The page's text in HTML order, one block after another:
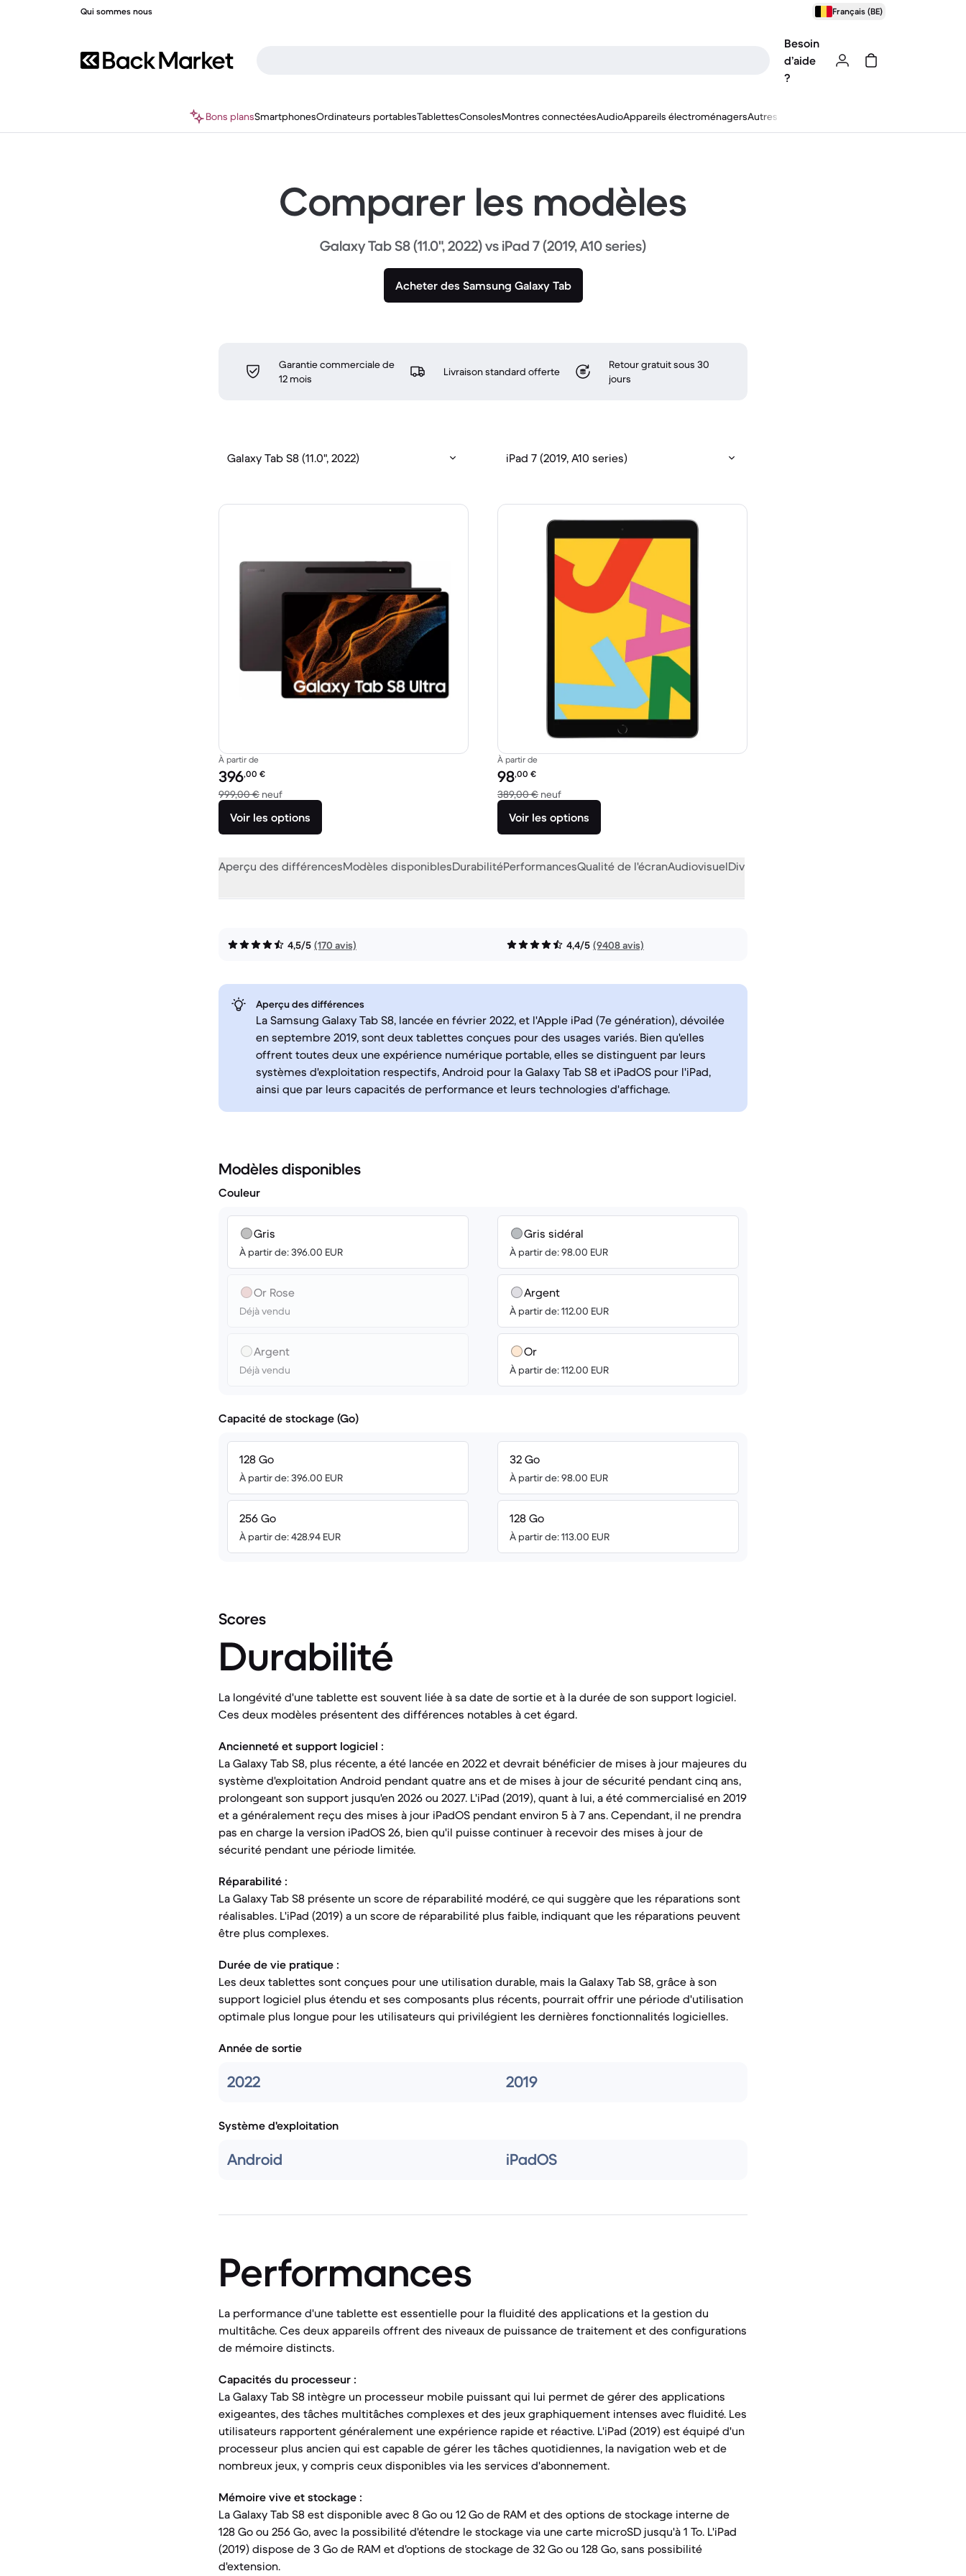
Qui sommes nous Français (BE)
Besoin
d’aide
?
Bons plansSmartphonesOrdinateurs portablesTablettesConsolesMontres connectéesAudioAppareils électroménagersAutres
Comparer les modèles
Galaxy Tab S8 (11.0", 2022) vs iPad 7 (2019, A10 series)
Acheter des Samsung Galaxy Tab
Garantie commerciale de
12 mois
Livraison standard offerte
Retour gratuit sous 30
jours
Galaxy Tab S8 (11.0", 2022) iPad 7 (2019, A10 series)
À partir de
Prix reconditionné :
396,00 €
999,00 € neufcontre 999,00 € neuf
Voir les options
À partir de
Prix reconditionné :
98,00 €
389,00 € neufcontre 389,00 € neuf
Voir les options
Aperçu des différencesModèles disponiblesDurabilitéPerformancesQualité de l'écranAudiovisuelDivers
4,5/5 (170 avis) 4,4/5 (9408 avis)
Aperçu des différences
La Samsung Galaxy Tab S8, lancée en février 2022, et l'Apple iPad (7e génération), dévoilée
en septembre 2019, sont deux tablettes conçues pour des usages variés. Bien qu'elles
offrent toutes deux une expérience numérique portable, elles se distinguent par leurs
systèmes d'exploitation respectifs, Android pour la Galaxy Tab S8 et iPadOS pour l'iPad,
ainsi que par leurs capacités de performance et leurs technologies d'affichage.
Modèles disponibles
Couleur
Gris
À partir de: 396.00 EUR
Or Rose
Déjà vendu
Argent
Déjà vendu
Gris sidéral
À partir de: 98.00 EUR
Argent
À partir de: 112.00 EUR
Or
À partir de: 112.00 EUR
Capacité de stockage (Go)
128 Go
À partir de: 396.00 EUR
256 Go
À partir de: 428.94 EUR
32 Go
À partir de: 98.00 EUR
128 Go
À partir de: 113.00 EUR
Scores
Durabilité
La longévité d'une tablette est souvent liée à sa date de sortie et à la durée de son support logiciel.
Ces deux modèles présentent des différences notables à cet égard.
Ancienneté et support logiciel :
La Galaxy Tab S8, plus récente, a été lancée en 2022 et devrait bénéficier de mises à jour majeures du
système d'exploitation Android pendant quatre ans et de mises à jour de sécurité pendant cinq ans,
prolongeant son support jusqu'en 2026 ou 2027. L'iPad (2019), quant à lui, a été commercialisé en 2019
et a généralement reçu des mises à jour iPadOS pendant environ 5 à 7 ans. Cependant, il ne prendra
pas en charge la version iPadOS 26, bien qu'il puisse continuer à recevoir des mises à jour de
sécurité pendant une période limitée.
Réparabilité :
La Galaxy Tab S8 présente un score de réparabilité modéré, ce qui suggère que les réparations sont
réalisables. L'iPad (2019) a un score de réparabilité plus faible, indiquant que les réparations peuvent
être plus complexes.
Durée de vie pratique :
Les deux tablettes sont conçues pour une utilisation durable, mais la Galaxy Tab S8, grâce à son
support logiciel plus étendu et ses composants plus récents, pourrait offrir une période d'utilisation
optimale plus longue pour les utilisateurs qui privilégient les dernières fonctionnalités logicielles.
Année de sortie
2022 2019
Système d'exploitation
Android iPadOS
Performances
La performance d'une tablette est essentielle pour la fluidité des applications et la gestion du
multitâche. Ces deux appareils offrent des niveaux de puissance de traitement et des configurations
de mémoire distincts.
Capacités du processeur :
La Galaxy Tab S8 intègre un processeur mobile puissant qui lui permet de gérer des applications
exigeantes, des tâches multitâches complexes et des jeux graphiquement intenses avec fluidité. Les
utilisateurs rapportent généralement une expérience rapide et réactive. L'iPad (2019) est équipé d'un
processeur plus ancien qui est capable de gérer les tâches quotidiennes, la navigation web et de
nombreux jeux, y compris ceux disponibles via les services d'abonnement.
Mémoire vive et stockage :
La Galaxy Tab S8 est disponible avec 8 Go ou 12 Go de RAM et des options de stockage interne de
128 Go ou 256 Go, avec la possibilité d'étendre le stockage via une carte microSD jusqu'à 1 To. L'iPad
(2019) dispose de 3 Go de RAM et d'options de stockage de 32 Go ou 128 Go, sans possibilité
d'extension.